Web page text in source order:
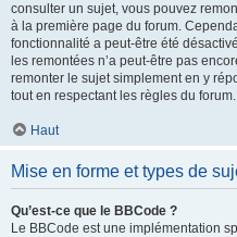
consulter un sujet, vous pouvez
à la première page du forum.
fonctionnalité a peut-être été
les remontées n’a peut-être pas
remonter le sujet simplement en y
tout en respectant les règles du forum.
Haut
Mise en forme et types de
Qu’est-ce que le BBCode ?
Le BBCode est une implémentation